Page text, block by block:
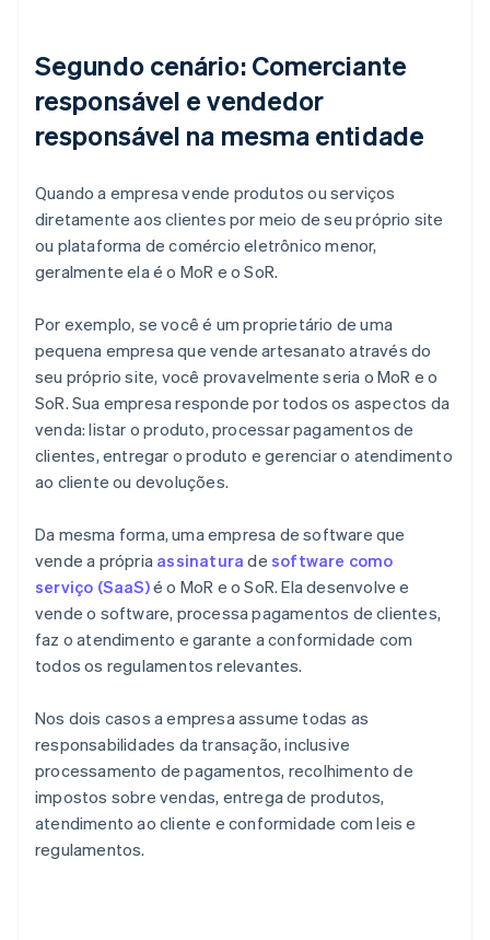
Segundo cenário: Comerciante
responsável e vendedor
responsável na mesma entidade
Quando a empresa vende produtos ou serviços
diretamente aos clientes por meio de seu próprio site
ou plataforma de comércio eletrônico menor,
geralmente ela é o MoR e o SoR.
Por exemplo, se você é um proprietário de uma
pequena empresa que vende artesanato através do
seu próprio site, você provavelmente seria o MoR e o
SoR. Sua empresa responde por todos os aspectos da
venda: listar o produto, processar pagamentos de
clientes, entregar o produto e gerenciar o atendimento
ao cliente ou devoluções.
Da mesma forma, uma empresa de software que
vende a própria assinatura desoftware como
serviço (SaaS)é o MoR e o SoR. Ela desenvolve e
vende o software, processa pagamentos de clientes,
faz o atendimento e garante a conformidade com
todos os regulamentos relevantes.
Nos dois casos a empresa assume todas as
responsabilidades da transação, inclusive
processamento de pagamentos, recolhimento de
impostos sobre vendas, entrega de produtos,
atendimento ao cliente e conformidade com leis e
regulamentos.